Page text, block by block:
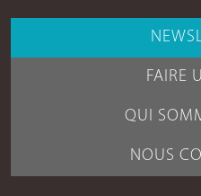
FAIRE
QUI
NOUS